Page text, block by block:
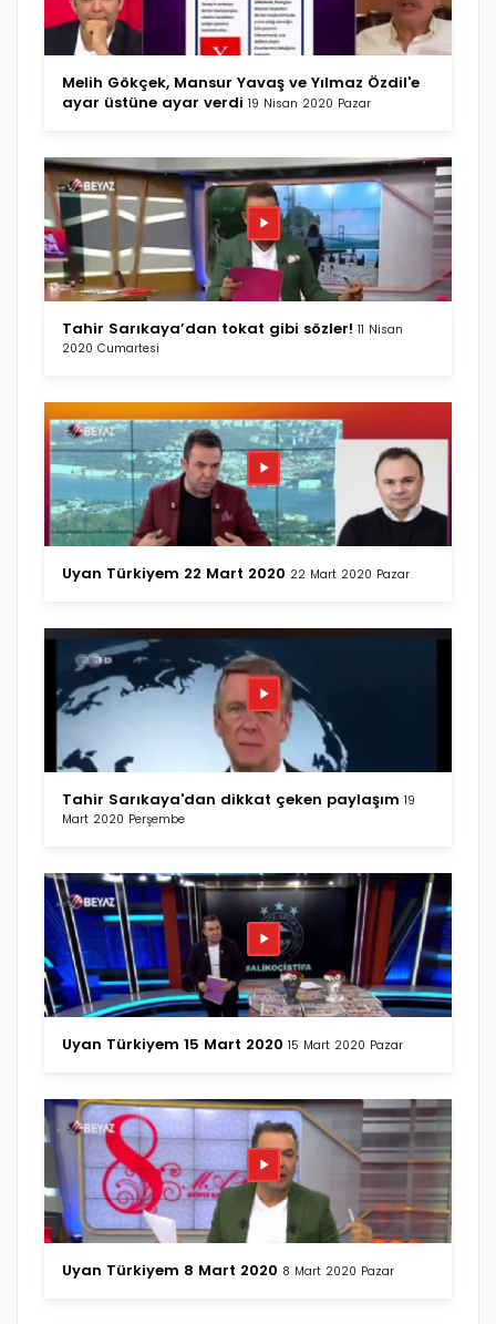
Melih Gökçek, Mansur Yavaş ve Yılmaz Özdil'e
ayar üstüne ayar verdi 19 Nisan 2020 Pazar
Tahir Sarıkaya’dan tokat gibi sözler! 11 Nisan
2020 Cumartesi
Uyan Türkiyem 22 Mart 2020 22 Mart 2020 Pazar
Tahir Sarıkaya'dan dikkat çeken paylaşım 19
Mart 2020 Perşembe
Uyan Türkiyem 15 Mart 2020 15 Mart 2020 Pazar
Uyan Türkiyem 8 Mart 2020 8 Mart 2020 Pazar